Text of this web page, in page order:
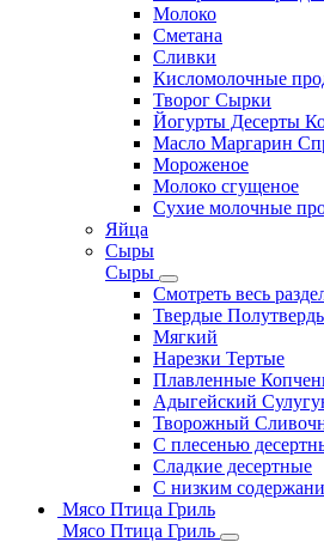
Молоко
Сметана
Сливки
Кисломолочные
Творог Сырки
Йогурты Десерты
Масло Маргарин
Мороженое
Молоко сгущеное
Сухие молочные
Яйца
Сыры
Сыры
Смотреть весь
Твердые
Мягкий
Нарезки Тертые
Плавленные
Адыгейский
Творожный
С плесенью
Сладкие десертные
С низким
Мясо Птица Гриль
Мясо Птица Гриль